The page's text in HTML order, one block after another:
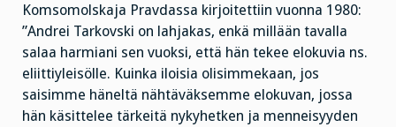
Komsomolskaja Pravdassa kirjoitettiin vuonna 1980:
”Andrei Tarkovski on lahjakas, enkä millään tavalla
salaa harmiani sen vuoksi, että hän tekee elokuvia ns.
eliittiyleisölle. Kuinka iloisia olisimmekaan, jos
saisimme häneltä nähtäväksemme elokuvan, jossa
hän käsittelee tärkeitä nykyhetken ja menneisyyden